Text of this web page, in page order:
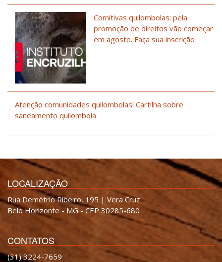
Comitivas quilombolas: pela
promoção de direitos vão começar
em agosto. Faça sua inscrição
Atenção comunidades quilombolas! Cartilha sobre
saneamento quilombola
LOCALIZAÇÃO
Rua Demétrio Ribeiro, 195 | Vera Cruz
Belo Horizonte - MG - CEP 30285-680
CONTATOS
(31) 3224-7659